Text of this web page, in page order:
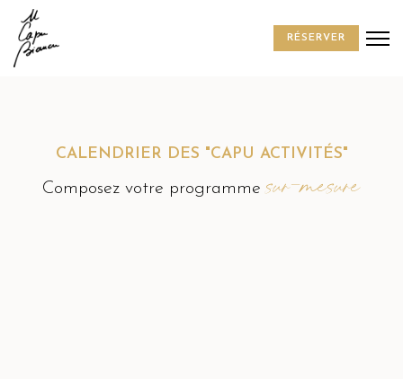
RÉSERVER
CALENDRIER DES "CAPU ACTIVITÉS"
Composez votre programme sur-mesure